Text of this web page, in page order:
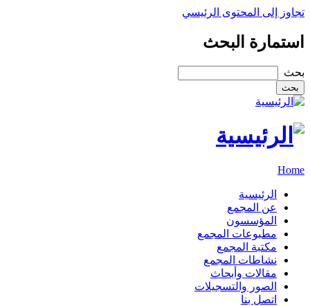
تجاوز إلى المحتوى الرئيسي
استمارة البحث
‏بحث ‏
Home
الرئيسية
عن المجمع
المؤسسون
مطبوعات المجمع
مكتبة المجمع
نشاطات المجمع
مقالات وأبحاث
الصور والتسجيلات
اتصل بنا